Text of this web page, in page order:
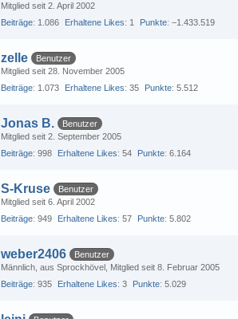
Mitglied seit 2. April 2002
Beiträge 1.086 Erhaltene Likes 1 Punkte −1.433.519
zelle
Benutzer
Mitglied seit 28. November 2005
Beiträge 1.073 Erhaltene Likes 35 Punkte 5.512
Jonas B.
Benutzer
Mitglied seit 2. September 2005
Beiträge 998 Erhaltene Likes 54 Punkte 6.164
S-Kruse
Benutzer
Mitglied seit 6. April 2002
Beiträge 949 Erhaltene Likes 57 Punkte 5.802
weber2406
Benutzer
Männlich aus Sprockhövel Mitglied seit 8. Februar 2005
Beiträge 935 Erhaltene Likes 3 Punkte 5.029